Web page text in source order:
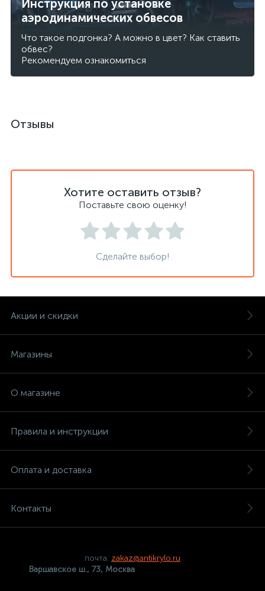
Инструкция по установке
аэродинамических обвесов
Что такое подгонка? А можно в цвет? Как ставить
обвес?
Рекомендуем ознакомиться
Отзывы
Хотите оставить отзыв?
Поставьте свою оценку!
Сделайте выбор!
Акции и скидки
Магазины
О магазине
Правила и инструкции
Оплата и доставка
Контакты
почта: zakaz@antikrylo.ru
Варшавское ш., 73, Москва